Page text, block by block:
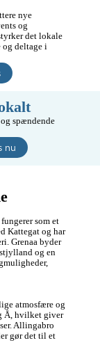
nye
og
det lokale
og deltage i
spændende
nu
som et
Kattegat og har
Grenaa byder
og en
atmosfære og
Å, hvilket giver
Allingabro
gør det til et